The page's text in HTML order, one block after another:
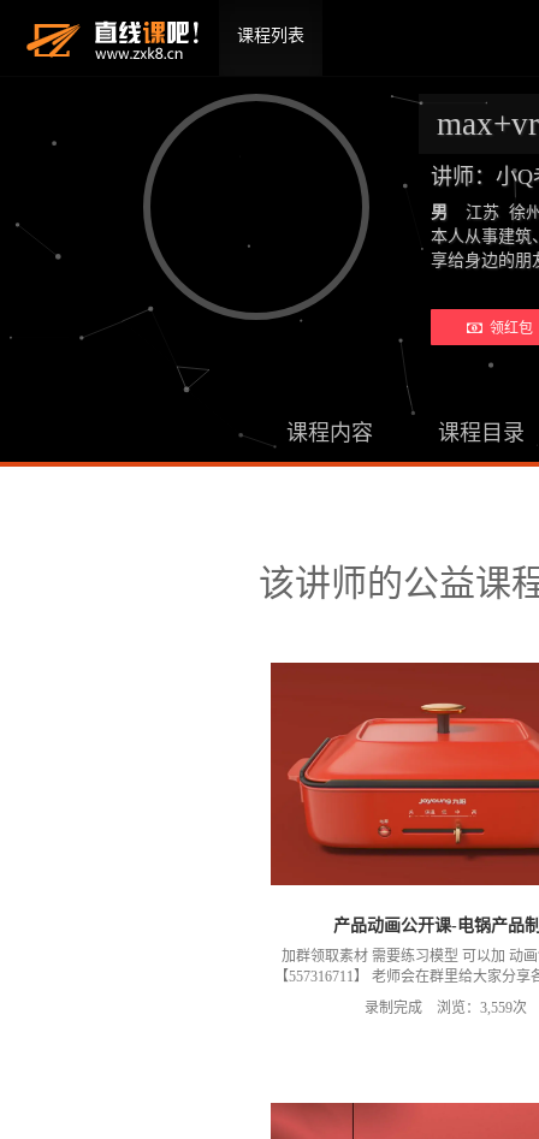
课程列表
讲师：小
男
江苏 徐
本人从事建筑
享给身边的
领红包
课程内容 课程目录
该讲师的公益课
产品动画公开课-电锅产品
加群领取素材 需要练习模型 可以加 动
【557316711】 老师会在群里给大家分享
题需要交流可以 ，加群 获取练习素材模
以加我们导师的微信，然后进入我们的微
录制完成 浏览：3,559次